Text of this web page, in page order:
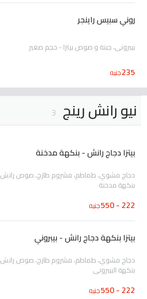
روني سبيس راينجر
بيبروني، جبنة و صوص بيتزا - حجم صغير
235جنيه
نيو رانش رينج 3
بيتزا دجاج رانش - بنكهة مدخنة
دجاج مشوي، طماطم، مشروم طازج، صوص رانش
بنكهة مدخنة
222 - 550 جنيه
بيتزا بنكهة دجاج رانش - بيبروني
دجاج مشوي، طماطم، مشروم طازج، صوص رانش
بنكهة البيبروني
222 - 550 جنيه